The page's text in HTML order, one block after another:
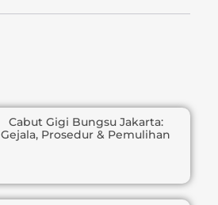
Cabut Gigi Bungsu Jakarta:
Gejala, Prosedur & Pemulihan